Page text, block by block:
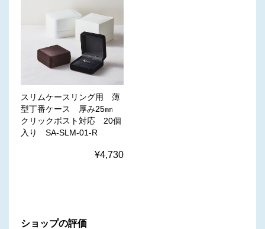
スリムケースリング用 薄
型丁番ケース 厚み25㎜
クリックポスト対応 20個
入り SA-SLM-01-R
¥4,730
ショップの評価